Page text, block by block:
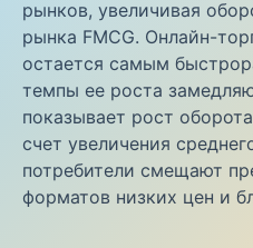
рынков, увеличивая
рынка FMCG. Онлайн-
остается самым
темпы ее роста
показывает рост
счет увеличения
потребители смещают
форматов низких цен и